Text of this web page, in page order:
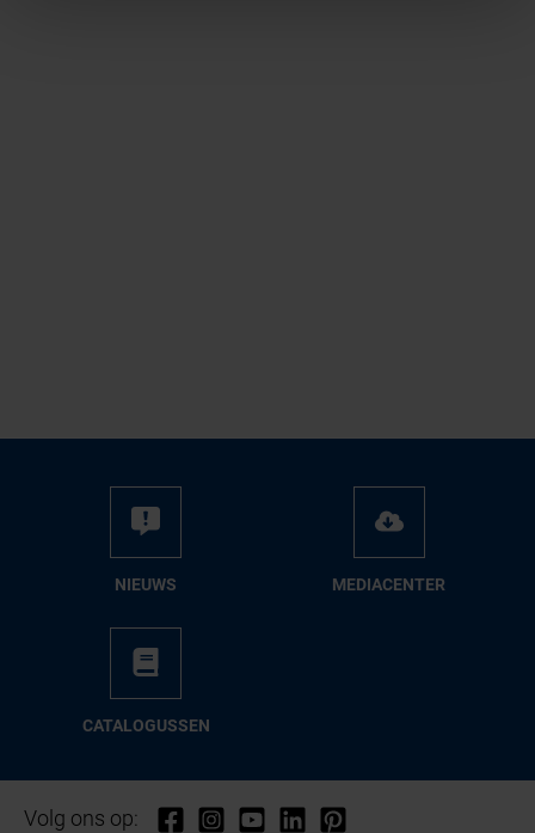
NIEUWS ME­DIA­CEN­TER
CA­TA­LO­GUS­SEN
Volg ons op: